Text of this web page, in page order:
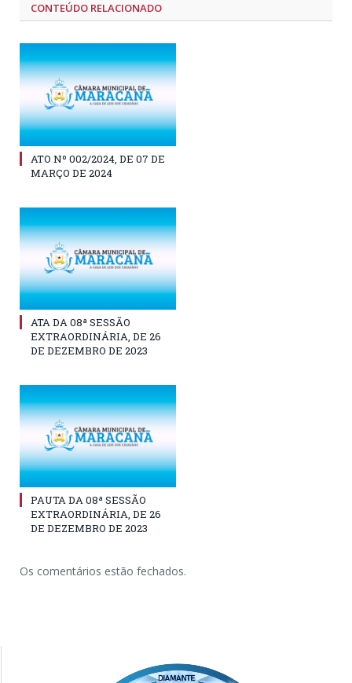
CONTEÚDO RELACIONADO
ATO Nº 002/2024, DE 07 DE
MARÇO DE 2024
ATA DA 08ª SESSÃO
EXTRAORDINÁRIA, DE 26
DE DEZEMBRO DE 2023
PAUTA DA 08ª SESSÃO
EXTRAORDINÁRIA, DE 26
DE DEZEMBRO DE 2023
Os comentários estão fechados.